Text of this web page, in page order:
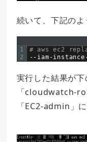
続いて、下記のよ
1
2
# aws ec2
-- iam -instance
実行した結果が
「cloudwatch-
「EC2-admin」